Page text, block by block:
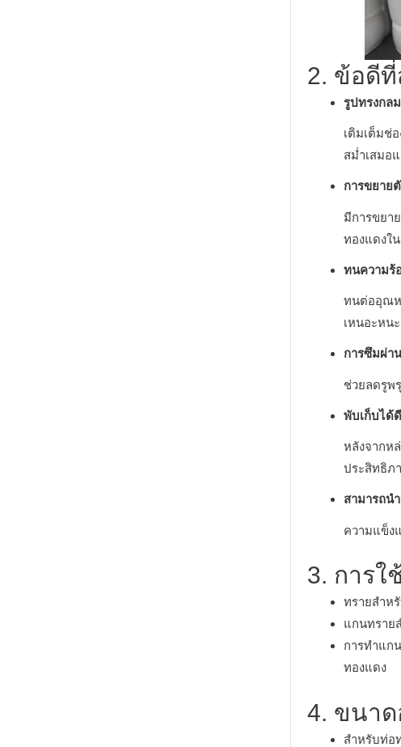
2. ข้อดี
รูปทรงกล
เติมเต็มช่
สม่ำเสมอ
การขยาย
มีการขยา
ทองแดงใ
ทนความร้
ทนต่ออุณห
เหนอะหนะ
การซึมผ่า
ช่วยลดรูพ
พับเก็บได้
หลังจากห
ประสิทธิภ
สามารถน
ความแข็ง
3. การใ
ทรายสำห
แกนทราย
การทำแก
ทองแดง
4. ขนา
สำหรับท่อ